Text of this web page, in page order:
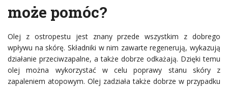
może pomóc?
Olej z ostropestu jest znany przede wszystkim z dobrego
wpływu na skórę. Składniki w nim zawarte regenerują, wykazują
działanie przeciwzapalne, a także dobrze odkażają. Dzięki temu
olej można wykorzystać w celu poprawy stanu skóry z
zapaleniem atopowym. Olej zadziała także dobrze w przypadku